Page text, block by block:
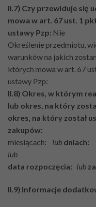
II.7) Czy przewiduje się
mowa w art. 67 ust. 1
ustawy Pzp: Nie
Określenie przedmiotu,
warunków na jakich
których mowa w art. 67
ustawy Pzp:
II.8) Okres, w którym
lub okres, na który
okres, na który został
zakupów:
miesiącach:
lub dniach:
lub
data rozpoczęcia: lub
II.9) Informacje